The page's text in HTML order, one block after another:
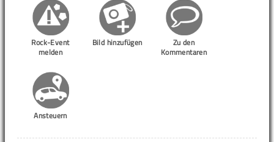
Rock-Event
melden
Bild hinzufügen
Zu den
Kommentaren
Ansteuern